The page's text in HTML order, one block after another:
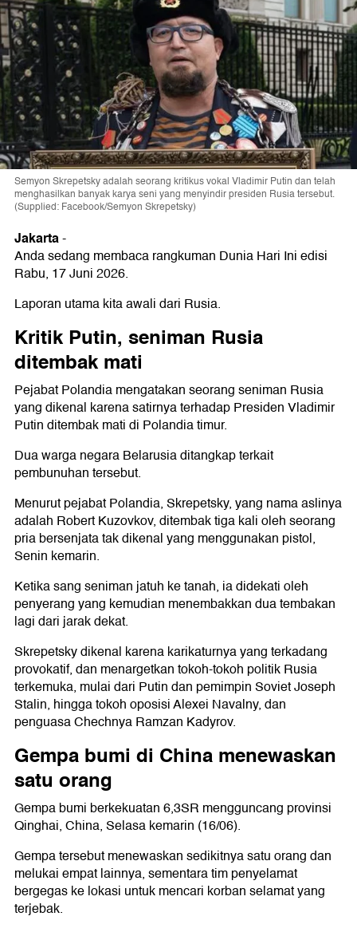
Semyon Skrepetsky adalah seorang kritikus vokal Vladimir Putin dan telah
menghasilkan banyak karya seni yang menyindir presiden Rusia tersebut.
(Supplied: Facebook/Semyon Skrepetsky)
Jakarta-
Anda sedang membaca rangkuman Dunia Hari Ini edisi
Rabu, 17 Juni 2026.
Laporan utama kita awali dari Rusia.
Kritik Putin, seniman Rusia
ditembak mati
Pejabat Polandia mengatakan seorang seniman Rusia
yang dikenal karena satirnya terhadap Presiden Vladimir
Putin ditembak mati di Polandia timur.
Dua warga negara Belarusia ditangkap terkait
pembunuhan tersebut.
Menurut pejabat Polandia, Skrepetsky, yang nama aslinya
adalah Robert Kuzovkov, ditembak tiga kali oleh seorang
pria bersenjata tak dikenal yang menggunakan pistol,
Senin kemarin.
Ketika sang seniman jatuh ke tanah, ia didekati oleh
penyerang yang kemudian menembakkan dua tembakan
lagi dari jarak dekat.
Skrepetsky dikenal karena karikaturnya yang terkadang
provokatif, dan menargetkan tokoh-tokoh politik Rusia
terkemuka, mulai dari Putin dan pemimpin Soviet Joseph
Stalin, hingga tokoh oposisi Alexei Navalny, dan
penguasa Chechnya Ramzan Kadyrov.
Gempa bumi di China menewaskan
satu orang
Gempa bumi berkekuatan 6,3SR mengguncang provinsi
Qinghai, China, Selasa kemarin (16/06).
Gempa tersebut menewaskan sedikitnya satu orang dan
melukai empat lainnya, sementara tim penyelamat
bergegas ke lokasi untuk mencari korban selamat yang
terjebak.